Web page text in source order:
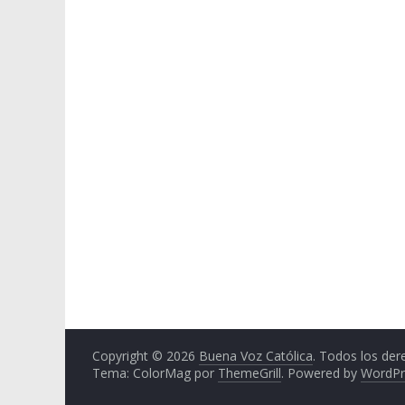
Copyright © 2026 Buena Voz Católica. Todos los
Tema: ColorMag por ThemeGrill. Powered by